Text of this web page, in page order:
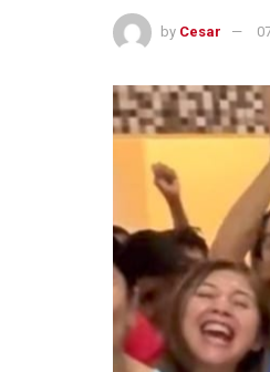
by Cesar